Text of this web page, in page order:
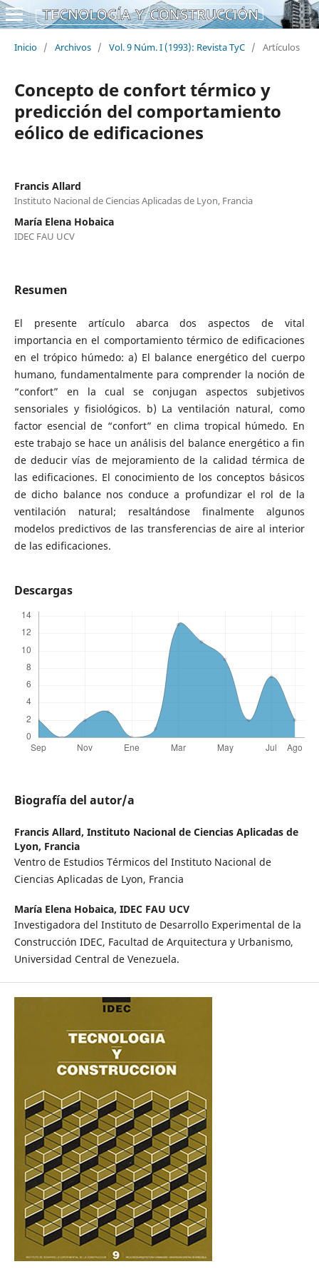
Inicio / Archivos / Vol. 9 Núm. I (1993): Revista TyC / Artículos
Concepto de confort térmico y
predicción del comportamiento
eólico de edificaciones
Francis Allard
Instituto Nacional de Ciencias Aplicadas de Lyon, Francia
María Elena Hobaica
IDEC FAU UCV
Resumen
El presente artículo abarca dos aspectos de vital
importancia en el comportamiento térmico de edificaciones
en el trópico húmedo: a) El balance energético del cuerpo
humano, fundamentalmente para comprender la noción de
“confort” en la cual se conjugan aspectos subjetivos
sensoriales y fisiológicos. b) La ventilación natural, como
factor esencial de “confort” en clima tropical húmedo. En
este trabajo se hace un análisis del balance energético a fin
de deducir vías de mejoramiento de la calidad térmica de
las edificaciones. El conocimiento de los conceptos básicos
de dicho balance nos conduce a profundizar el rol de la
ventilación natural; resaltándose finalmente algunos
modelos predictivos de las transferencias de aire al interior
de las edificaciones.
Descargas
Biografía del autor/a
Francis Allard, Instituto Nacional de Ciencias Aplicadas de
Lyon, Francia
Ventro de Estudios Térmicos del Instituto Nacional de
Ciencias Aplicadas de Lyon, Francia
María Elena Hobaica, IDEC FAU UCV
Investigadora del Instituto de Desarrollo Experimental de la
Construcción IDEC, Facultad de Arquitectura y Urbanismo,
Universidad Central de Venezuela.